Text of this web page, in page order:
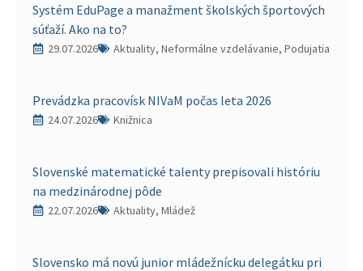
Systém EduPage a manažment školských športových
súťaží. Ako na to?
29.07.2026 Aktuality, Neformálne vzdelávanie, Podujatia
Prevádzka pracovísk NIVaM počas leta 2026
24.07.2026 Knižnica
Slovenské matematické talenty prepisovali históriu
na medzinárodnej pôde
22.07.2026 Aktuality, Mládež
Slovensko má novú junior mládežnícku delegátku pri